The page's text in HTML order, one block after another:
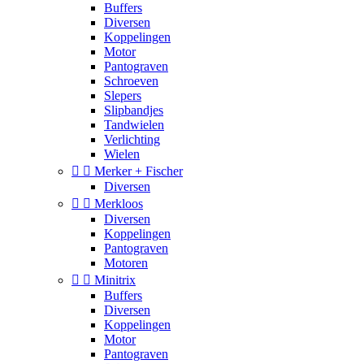
Buffers
Diversen
Koppelingen
Motor
Pantograven
Schroeven
Slepers
Slipbandjes
Tandwielen
Verlichting
Wielen
  Merker + Fischer
Diversen
  Merkloos
Diversen
Koppelingen
Pantograven
Motoren
  Minitrix
Buffers
Diversen
Koppelingen
Motor
Pantograven